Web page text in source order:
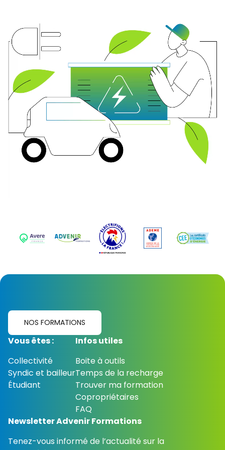
NOS FORMATIONS
Vous êtes :
Collectivité
Syndic et bailleur
Étudiant
Infos utiles
Boite à outils
Temps de la recharge
Trouver ma formation
Copropriétaires
FAQ
Newsletter Advenir Formations
Tenez-vous informé de l’actualité sur la